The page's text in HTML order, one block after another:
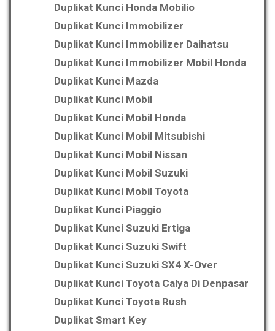
Duplikat Kunci Honda Mobilio
Duplikat Kunci Immobilizer
Duplikat Kunci Immobilizer Daihatsu
Duplikat Kunci Immobilizer Mobil Honda
Duplikat Kunci Mazda
Duplikat Kunci Mobil
Duplikat Kunci Mobil Honda
Duplikat Kunci Mobil Mitsubishi
Duplikat Kunci Mobil Nissan
Duplikat Kunci Mobil Suzuki
Duplikat Kunci Mobil Toyota
Duplikat Kunci Piaggio
Duplikat Kunci Suzuki Ertiga
Duplikat Kunci Suzuki Swift
Duplikat Kunci Suzuki SX4 X-Over
Duplikat Kunci Toyota Calya Di Denpasar
Duplikat Kunci Toyota Rush
Duplikat Smart Key